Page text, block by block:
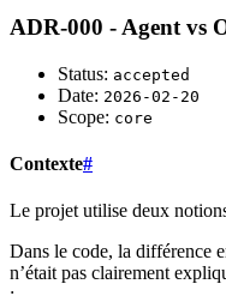
ADR-000 - Agent vs
Status: accepted
Date: 2026-02-20
Scope: core
Contexte#
Le projet utilise deux
Dans le code, la différence
n’était pas clairement